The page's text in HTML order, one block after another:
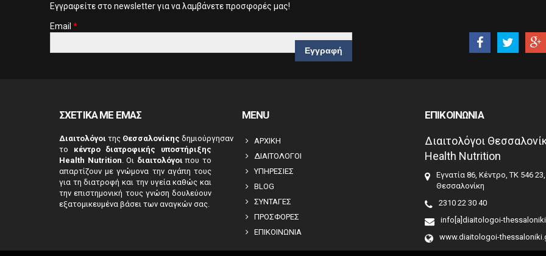
Eγγραφείτε στο newsletter για να λαμβάνετε προσφορές μας!
Email *
whether or
human
visitor and to
prevent
automated
spam
submissions.
ΣΧΕΤΙΚΑ ΜΕ ΕΜΑΣ
Διαιτολόγοι της Θεσσαλονίκης δημιούργησαν
το κέντρο διατροφικής υποστήριξης
Health Nutrition . Οι διαιτολόγοι που το
απαρτίζουν με γνώμονα την αγάπη τους
για τη διατροφή και την υγεία καθώς και
την επιστημονική τους γνώση δουλεύουν
εξατομικευμένα βάσει των αναγκών σας.
MENU
ΑΡΧΙΚΗ
ΔΙΑΙΤΟΛΟΓΟΙ
ΥΠΗΡΕΣΙΕΣ
BLOG
ΣΥΝΤΑΓΕΣ
ΠΡΟΣΦΟΡΕΣ
ΕΠΙΚΟΙΝΩΝΙΑ
ΕΠΙΚΟΙΝΩΝΙΑ
Διαιτολόγοι
Health Nutrition
Εγνατία 86, Κέντρο, ΤΚ 546 23,
Θεσσαλονίκη
2310 22 30 40
info[a]diaitologoi-
www.diaitologoi-